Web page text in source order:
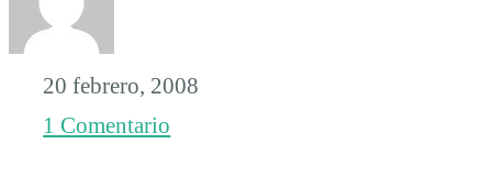
Jalisco
2007-
20 febrero, 2008
1 Comentario